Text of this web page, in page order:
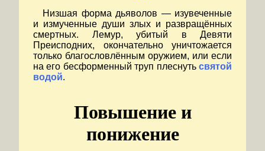
Низшая форма дьяволов — изувеченные
и измученные души злых и развращённых
смертных. Лемур, убитый в Девяти
Преисподних, окончательно уничтожается
только благословлённым оружием, или если
на его бесформенный труп плеснуть святой
водой.
Повышение и
понижение